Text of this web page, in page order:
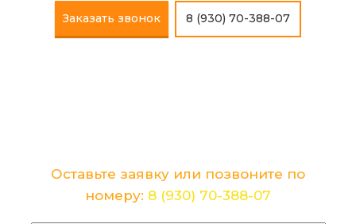
Заказать звонок 8 (930) 70-388-07
Оставьте заявку или позвоните по
номеру: 8 (930) 70-388-07